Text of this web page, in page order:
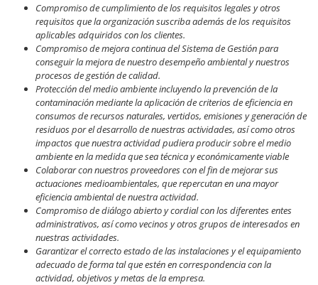
Compromiso de cumplimiento de los requisitos legales y otros
requisitos que la organización suscriba además de los requisitos
aplicables adquiridos con los clientes.
Compromiso de mejora continua del Sistema de Gestión para
conseguir la mejora de nuestro desempeño ambiental y nuestros
procesos de gestión de calidad.
Protección del medio ambiente incluyendo la prevención de la
contaminación mediante la aplicación de criterios de eficiencia en
consumos de recursos naturales, vertidos, emisiones y generación de
residuos por el desarrollo de nuestras actividades, así como otros
impactos que nuestra actividad pudiera producir sobre el medio
ambiente en la medida que sea técnica y económicamente viable
Colaborar con nuestros proveedores con el fin de mejorar sus
actuaciones medioambientales, que repercutan en una mayor
eficiencia ambiental de nuestra actividad.
Compromiso de diálogo abierto y cordial con los diferentes entes
administrativos, así como vecinos y otros grupos de interesados en
nuestras actividades.
Garantizar el correcto estado de las instalaciones y el equipamiento
adecuado de forma tal que estén en correspondencia con la
actividad, objetivos y metas de la empresa.